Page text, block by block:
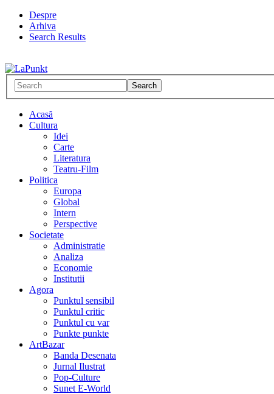
Despre
Arhiva
Search Results
Acasă
Cultura
Idei
Carte
Literatura
Teatru-Film
Politica
Europa
Global
Intern
Perspective
Societate
Administratie
Analiza
Economie
Institutii
Agora
Punktul sensibil
Punktul critic
Punktul cu var
Punkte punkte
ArtBazar
Banda Desenata
Jurnal Ilustrat
Pop-Culture
Sunet E-World